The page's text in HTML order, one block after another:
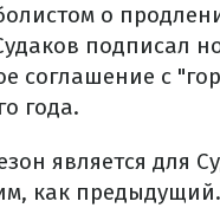
о
подписал
соглашение с
года.
является для
как